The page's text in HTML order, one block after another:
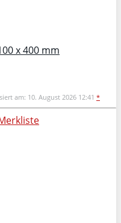
x 400 mm
am: 10. August 2026 12:41 *